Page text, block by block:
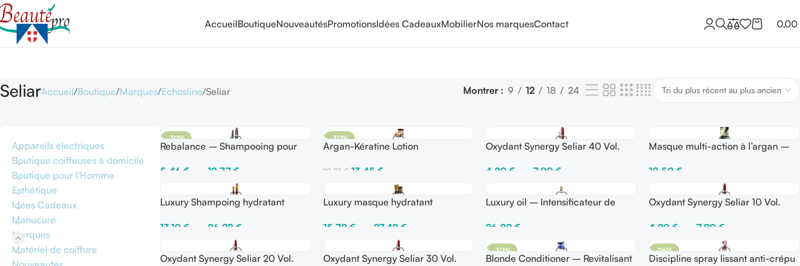
AccueilBoutiqueNouveautésPromotionsIdées CadeauxMobilierNos marquesContact 0,00
SeliarAccueil Boutique Marques Echosline Seliar Montrer 9 12 18 24
Appareils électriques
Boutique coiffeuses a domicile
Boutique pour l'Homme
Esthétique
Idées Cadeaux
Manucure
Marques
Matériel de coiffure
-30%
Rebalance – Shampooing pour
5,46 € 12,77 €
-30%
Argan-Kératine Lotion
19,21 € 13,45 €
Oxydant Synergy Seliar 40 Vol.
4,20€ 7,80€
Masque multi-action à l’argan –
18,50€
Luxury Shampoing hydratant
13,10 € 26,28 €
Luxury masque hydratant
15,78 € 27,48 €
Luxury oil – Intensificateur de
26,88€
Ajouter Au Panier
Oxydant Synergy Seliar 10 Vol.
4,20€ 7,80€
Choix Des Options
Oxydant Synergy Seliar 20 Vol.
Oxydant Synergy Seliar 30 Vol.
-30%
Blonde Conditioner – Revitalisant
-26%
Discipline spray lissant anti-crépu